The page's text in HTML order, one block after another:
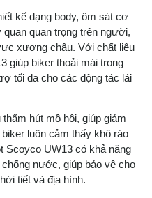
kế dạng body, ôm sát cơ
quan trọng trên người,
xương chậu. Với chất liệu
giúp biker thoải mái trong
tối đa cho các động tác lái
hút mồ hôi, giúp giảm
luôn cảm thấy khô ráo
Scoyco UW13 có khả năng
nước, giúp bảo vệ cho
tiết và địa hình.